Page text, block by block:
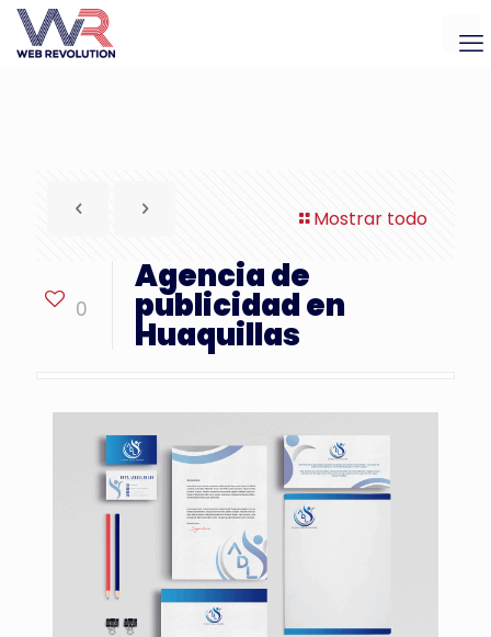
Mostrar todo
0
Agencia de
publicidad en
Huaquillas